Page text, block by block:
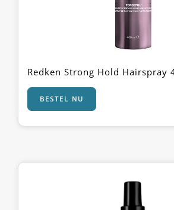
Redken Strong Hold Hairspray
BESTEL NU